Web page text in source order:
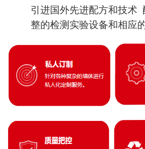
引进国外先进配方和技术
整的检测实验设备和相应